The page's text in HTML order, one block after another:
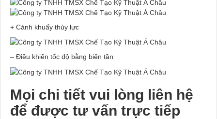
+ Cánh khuấy thủy lực
– Điều khiển tốc độ bằng biến tần
Mọi chi tiết vui lòng liên hệ
để được tư vấn trực tiếp